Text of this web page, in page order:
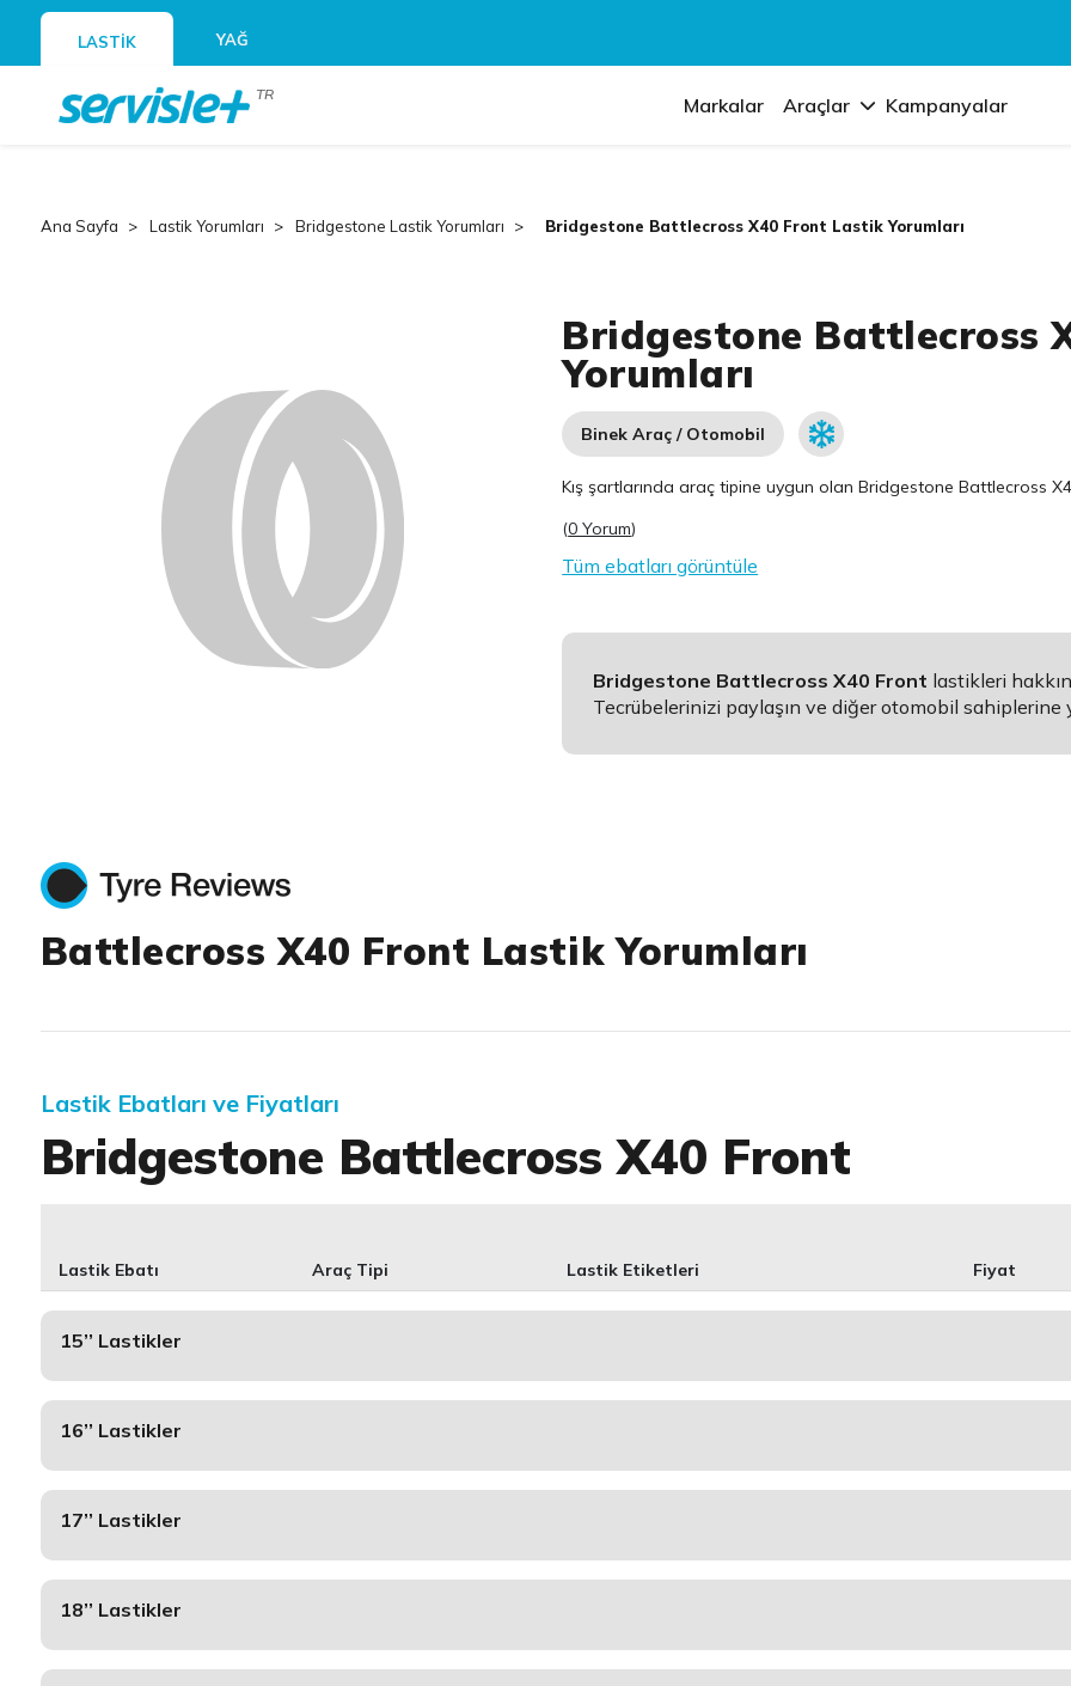
LASTİK YAĞ
TR Markalar Araçlar Kampanyalar
Ana Sayfa Lastik Yorumları Bridgestone Lastik Yorumları Bridgestone Battlecross X40 Front Lastik Yorumları
Bridgestone Battlecross
Yorumları
Binek Araç / Otomobil
Kış şartlarında araç tipine uygun olanBridgestone Battlecross
(0 Yorum)
Tüm ebatları görüntüle
Bridgestone Battlecross X40 Front lastikleri
Tecrübelerinizi paylaşın ve diğer otomobil sahiplerine
Battlecross X40 Front Lastik Yorumları
Lastik Ebatları ve Fiyatları
Bridgestone Battlecross X40 Front
Lastik Ebatı Araç Tipi Lastik Etiketleri Fiyat
15’’ Lastikler
16’’ Lastikler
17’’ Lastikler
18’’ Lastikler